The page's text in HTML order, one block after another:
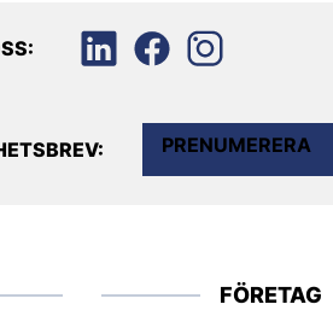
PRENUMERERA
FÖRETAG